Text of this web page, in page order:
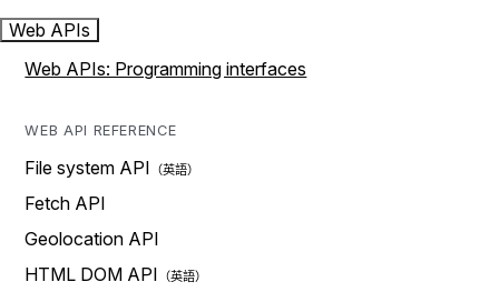
Web APIs
Web APIs: Programming interfaces
WEB API REFERENCE
File system API
Fetch API
Geolocation API
HTML DOM API